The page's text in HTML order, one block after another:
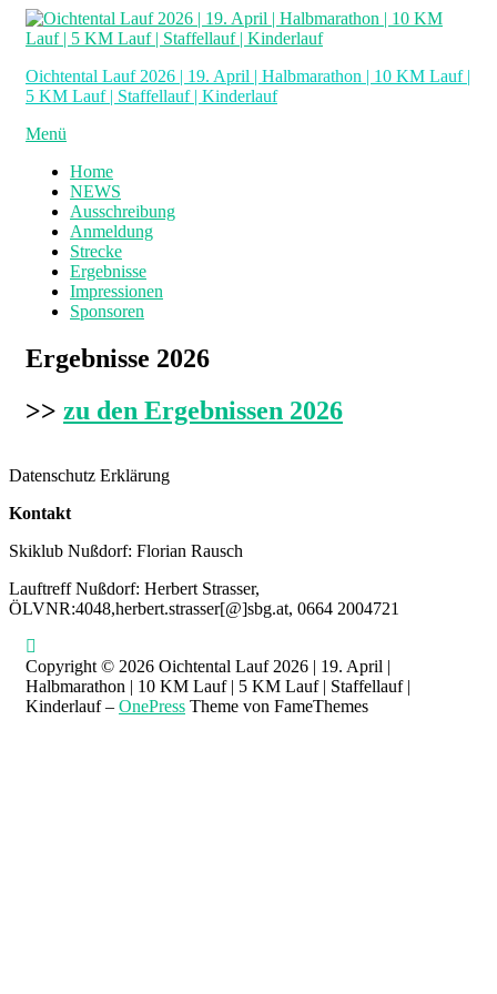
Zum
Inhalt
Oichtental Lauf 2026 | 19. April | Halbmarathon | 10 KM Lauf |
5 KM Lauf | Staffellauf | Kinderlauf
Menü
Home
NEWS
Ausschreibung
Anmeldung
Strecke
Ergebnisse
Impressionen
Sponsoren
Ergebnisse 2026
>> zu den Ergebnissen 2026
Datenschutz Erklärung
Kontakt
Skiklub Nußdorf: Florian Rausch
Lauftreff Nußdorf: Herbert Strasser,
ÖLVNR:4048,herbert.strasser[@]sbg.at, 0664 2004721
Copyright © 2026 Oichtental Lauf 2026 | 19. April |
Halbmarathon | 10 KM Lauf | 5 KM Lauf | Staffellauf |
Kinderlauf– OnePress Theme von FameThemes